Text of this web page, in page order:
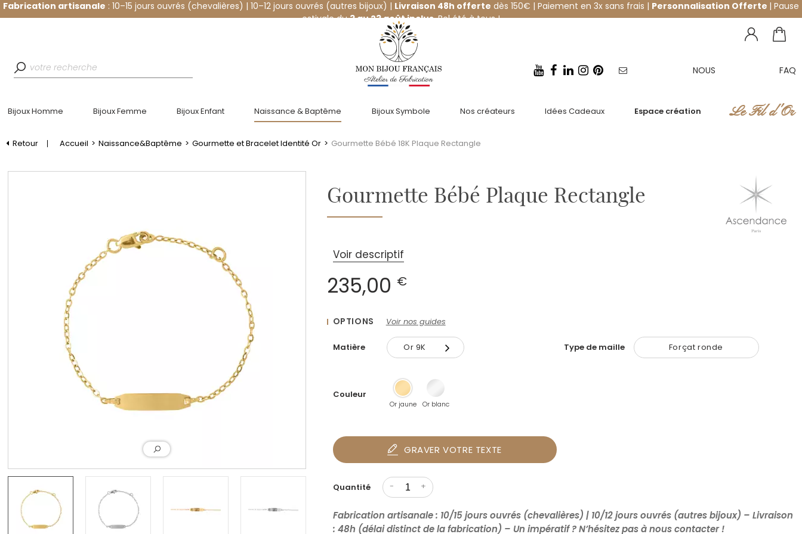
Fabrication artisanale : 10–15 jours ouvrés (chevalières) | 10–12 jours ouvrés (autres bijoux) | Livraison 48h offerte dès 150€ | Paiement en 3x sans frais | Personnalisation Offerte | Pause
estivale du3 au 23 août inclus. Bel été à tous !
NOUS
FAQ
Bijoux Homme Bijoux Femme Bijoux Enfant Naissance & Baptême Bijoux Symbole Nos créateurs Idées Cadeaux Espace création Le Fil d'Or
Retour Accueil > Naissance&Baptême > Gourmette et Bracelet Identité Or > Gourmette Bébé 18K Plaque Rectangle
Gourmette Bébé Plaque Rectangle
Voir descriptif
235,00 €
OPTIONS Voir nos guides
Matière Or 9K
Or 18K
Type de maille Forçat ronde
Couleur
Or jaune Or blanc
GRAVER VOTRE TEXTE
Quantité - +
Fabrication artisanale : 10/15 jours ouvrés (chevalières) | 10/12 jours ouvrés (autres bijoux) – Livraison
: 48h (délai distinct de la fabrication) – Un impératif ? N’hésitez pas à nous contacter !